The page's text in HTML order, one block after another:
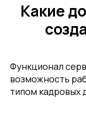
Какие
Функционал
возможность
типом кадровых